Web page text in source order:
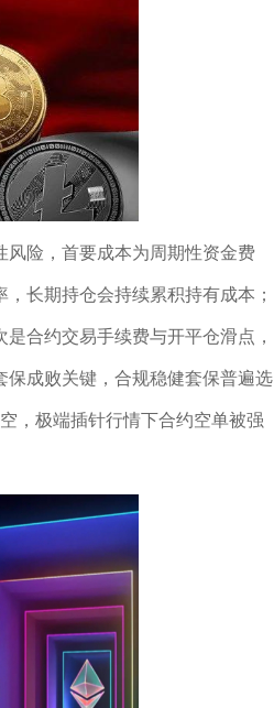
风险，首要成本为周期性资金费
长期持仓会持续累积持有成本；
合约交易手续费与开平仓滑点，
成败关键，合规稳健套保普遍选
，极端插针行情下合约空单被强